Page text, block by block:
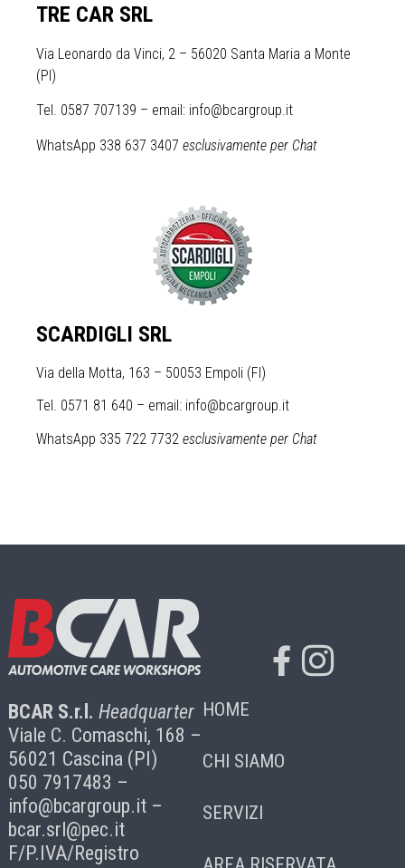
TRE CAR SRL
Via Leonardo da Vinci, 2 – 56020 Santa Maria a Monte
(PI)
Tel. 0587 707139 – email: info@bcargroup.it
WhatsApp 338 637 3407 esclusivamente per Chat
SCARDIGLI SRL
Via della Motta, 163 – 50053 Empoli (FI)
Tel. 0571 81 640 – email: info@bcargroup.it
WhatsApp 335 722 7732 esclusivamente per Chat
BCAR S.r.l. Headquarter
Viale C. Comaschi, 168 –
56021 Cascina (PI)
050 7917483 –
info@bcargroup.it–
bcar.srl@pec.it
F/P.IVA/Registro
HOME
CHI SIAMO
SERVIZI